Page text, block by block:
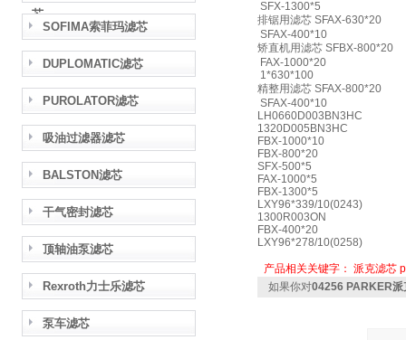
芯
SOFIMA索菲玛滤芯
DUPLOMATIC滤芯
PUROLATOR滤芯
吸油过滤器滤芯
BALSTON滤芯
干气密封滤芯
顶轴油泵滤芯
Rexroth力士乐滤芯
泵车滤芯
SFX-1300*5
排锯用滤芯 SFAX-630*20
SFAX-400*10
矫直机用滤芯 SFBX-800*20
FAX-1000*20
1*630*100
精整用滤芯 SFAX-800*20
SFAX-400*10
LH0660D003BN3HC
1320D005BN3HC
FBX-1000*10
FBX-800*20
SFX-500*5
FAX-1000*5
FBX-1300*5
LXY96*339/10(0243)
1300R003ON
FBX-400*20
LXY96*278/10(0258)
产品相关关键字： 派克滤芯
如果你对04256 PARKER派